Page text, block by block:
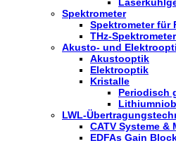
Spektrometer
Spektrometer für
THz-Spektrometer
Akusto- und
Akustooptik
Elektrooptik
Kristalle
Periodisch
LWL-
CATV Systeme &
EDFAs Gain